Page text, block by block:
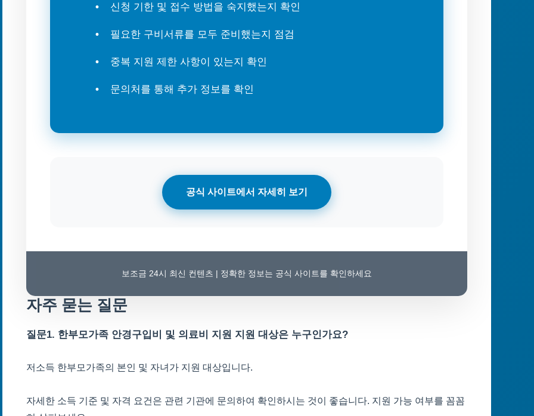
신청 기한 및 접수 방법을 숙지했는지 확인
필요한 구비서류를 모두 준비했는지 점검
중복 지원 제한 사항이 있는지 확인
문의처를 통해 추가 정보를 확인
공식 사이트에서 자세히 보기
보조금 24시 최신 컨텐츠 | 정확한 정보는 공식 사이트를 확인하세요
자주 묻는 질문
질문1. 한부모가족 안경구입비 및 의료비 지원 지원 대상은 누구인가요?
저소득 한부모가족의 본인 및 자녀가 지원 대상입니다.
자세한 소득 기준 및 자격 요건은 관련 기관에 문의하여 확인하시는 것이 좋습니다. 지원 가능 여부를 꼼꼼